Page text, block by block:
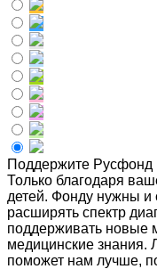
Поддержите Русфонд
Только благодаря
детей. Фонду нужны и
расширять спектр
поддерживать новые
медицинские
поможет нам лучше,